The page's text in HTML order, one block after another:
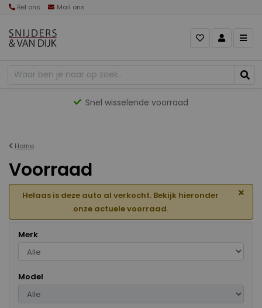
Bel ons Mail ons
Gevarieerd aanbod
Home
Voorraad
Helaas is deze auto al verkocht. Bekijk hieronder
onze actuele voorraad.
×
Merk
Model